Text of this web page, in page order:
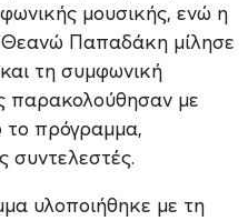
μουσικής, ενώ η
Παπαδάκη μίλησε
τη συμφωνική
παρακολούθησαν με
το πρόγραμμα,
συντελεστές.
υλοποιήθηκε με τη